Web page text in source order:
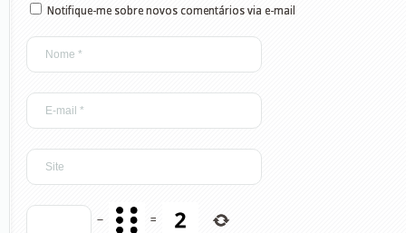
Notifique-me sobre novos comentários via e-mail
− =